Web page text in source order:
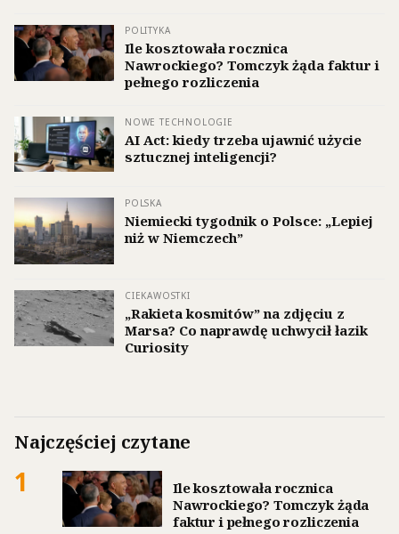
POLITYKA
Ile kosztowała rocznica
Nawrockiego? Tomczyk żąda faktur i
pełnego rozliczenia
NOWE TECHNOLOGIE
AI Act: kiedy trzeba ujawnić użycie
sztucznej inteligencji?
POLSKA
Niemiecki tygodnik o Polsce: „Lepiej
niż w Niemczech”
CIEKAWOSTKI
„Rakieta kosmitów” na zdjęciu z
Marsa? Co naprawdę uchwycił łazik
Curiosity
Najczęściej czytane
1
Ile kosztowała rocznica
Nawrockiego? Tomczyk żąda
faktur i pełnego rozliczenia